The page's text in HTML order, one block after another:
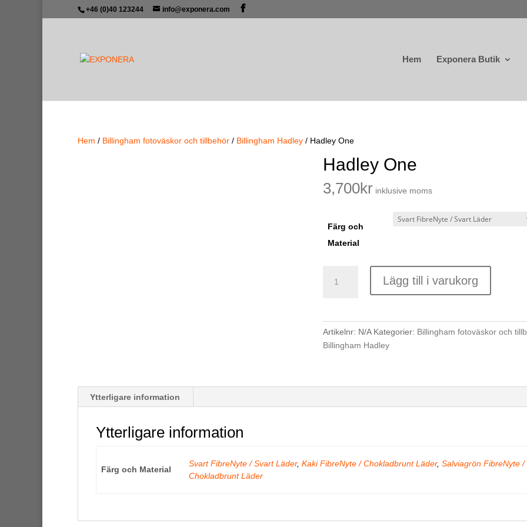
+46 (0)40 123244 info@exponera.com
Hem Exponera Butik
Hem / Billingham fotoväskor och tillbehör / Billingham Hadley / Hadley One
Hadley One
3,700kr inklusive moms
Färg och
Material
One
Lägg till i varukorg
Artikelnr: N/A Kategorier: Billingham fotoväskor och
Billingham Hadley
Ytterligare information
Ytterligare information
Färg och Material
Svart FibreNyte / Svart Läder,Kaki FibreNyte / Chokladbrunt Läder,Salviagrön FibreNyte /
Chokladbrunt Läder